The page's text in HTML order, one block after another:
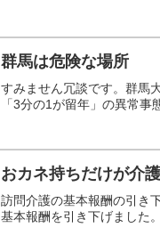
群馬は危険な場所
すみません冗談です。群馬
「3分の1が留年」の異常事
おカネ持ちだけが介
訪問介護の基本報酬の引
基本報酬を引き下げました